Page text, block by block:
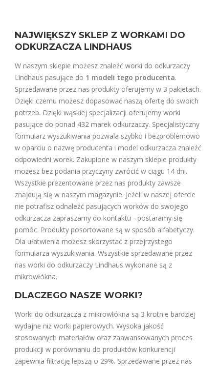
NAJWIĘKSZY SKLEP Z WORKAMI DO
ODKURZACZA LINDHAUS
W naszym sklepie możesz znaleźć worki do odkurzaczy
Lindhaus pasujące do 1 modeli tego producenta.
Sprzedawane przez nas produkty oferujemy w 3 pakietach.
Dzięki czemu możesz dopasować naszą ofertę do swoich
potrzeb. Dzięki wąskiej specjalizacji oferujemy worki
pasujące do ponad 432 marek odkurzaczy. Specjalistyczny
formularz wyszukiwania pozwala szybko i bezproblemowo
w oparciu o nazwę producenta i model odkurzacza znaleźć
odpowiedni worek. Zakupione w naszym sklepie produkty
możesz bez podania przyczyny zwrócić w ciągu 14 dni.
Wszystkie prezentowane przez nas produkty zawsze
znajdują się w naszym magazynie. Jeżeli w naszej ofercie
nie potrafisz odnaleźć pasujących worków do swojego
odkurzacza zapraszamy do kontaktu - postaramy się
pomóc. Produkty posortowane są w sposób alfabetyczy.
Dla ułatwienia możesz skorzystać z przejrzystego
formularza wyszukiwania. Wszystkie sprzedawane przez
nas worki do odkurzaczy Lindhaus wykonane są z
mikrowłókna.
DLACZEGO NASZE WORKI?
Worki do odkurzacza z mikrowłókna są 3 krotnie bardziej
wydajne niż worki papierowych. Wysoka jakość
stosowanych materiałów oraz zaawansowanych proces
produkcji w porównaniu do produktów konkurencji
zapewnia filtrację lepszą o 29%. Sprzedawane przez nas